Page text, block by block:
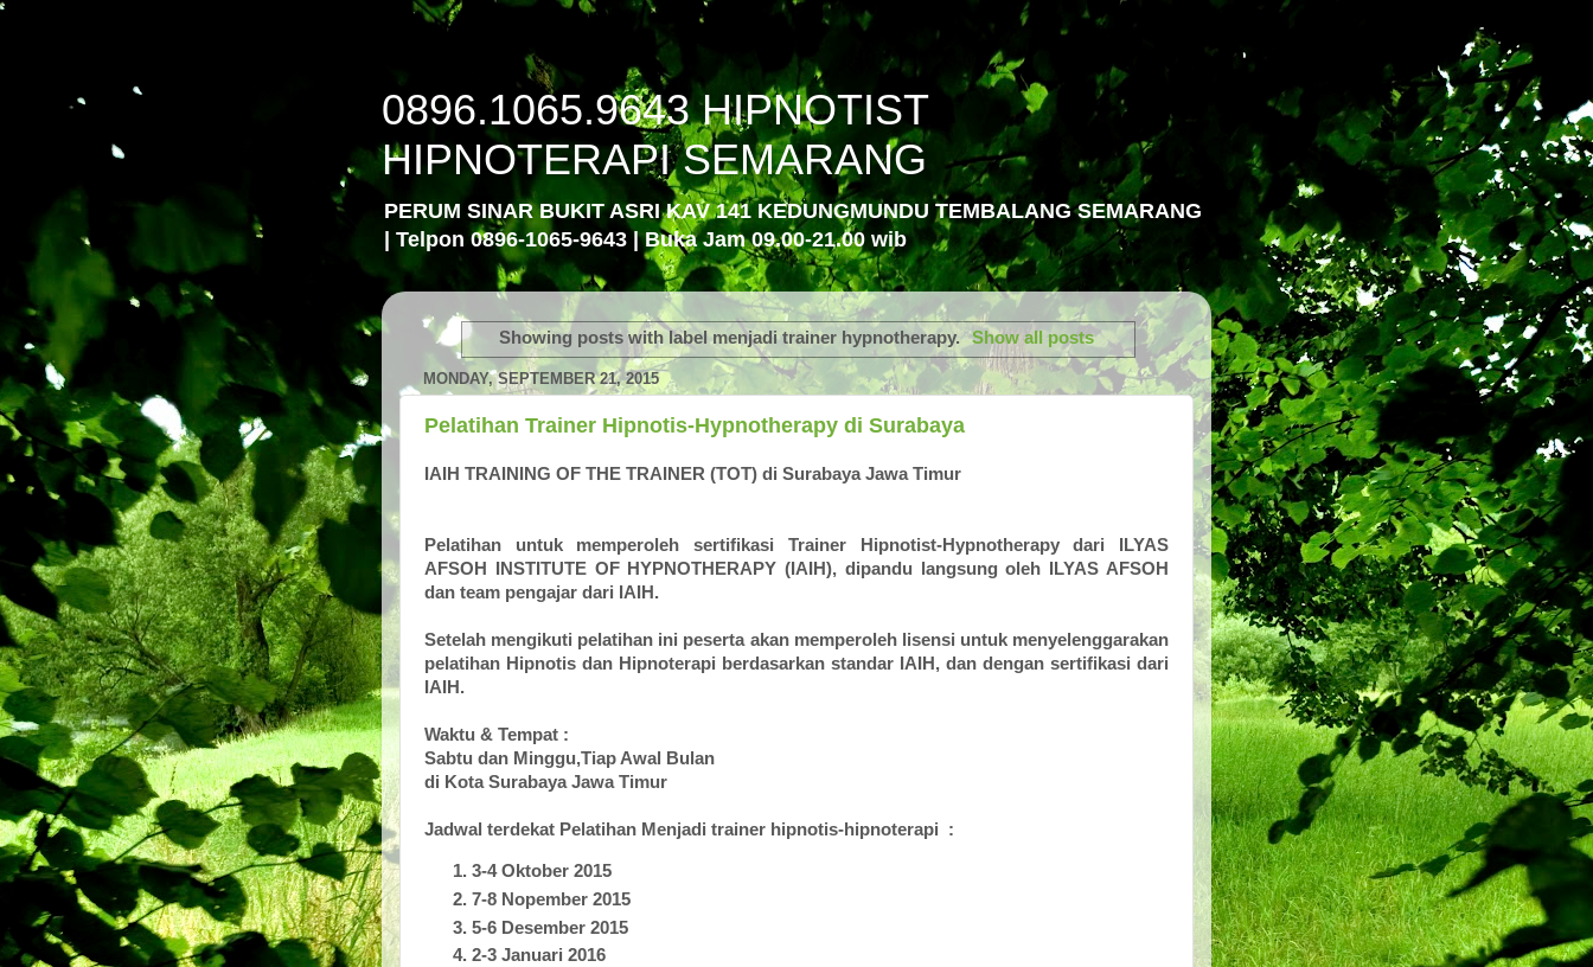
0896.1065.9643 HIPNOTIST
HIPNOTERAPI SEMARANG
PERUM SINAR BUKIT ASRI KAV 141 KEDUNGMUNDU TEMBALANG SEMARANG
| Telpon 0896-1065-9643 | Buka Jam 09.00-21.00 wib
Showing posts with labelmenjadi trainer hypnotherapy. Show all posts
MONDAY, SEPTEMBER 21, 2015
Pelatihan Trainer Hipnotis-Hypnotherapy di Surabaya
IAIH TRAINING OF THE TRAINER (TOT) di Surabaya Jawa Timur
Pelatihan untuk memperoleh sertifikasi Trainer Hipnotist-Hypnotherapy dari ILYAS
AFSOH INSTITUTE OF HYPNOTHERAPY (IAIH), dipandu langsung oleh ILYAS AFSOH
dan team pengajar dari IAIH.
Setelah mengikuti pelatihan ini peserta akan memperoleh lisensi untuk menyelenggarakan
pelatihan Hipnotis dan Hipnoterapi berdasarkan standar IAIH, dan dengan sertifikasi dari
IAIH.
Waktu & Tempat :
Sabtu dan Minggu,Tiap Awal Bulan
di Kota Surabaya Jawa Timur
Jadwal terdekat Pelatihan Menjadi trainer hipnotis-hipnoterapi :
3-4 Oktober 2015
7-8 Nopember 2015
5-6 Desember 2015
2-3 Januari 2016